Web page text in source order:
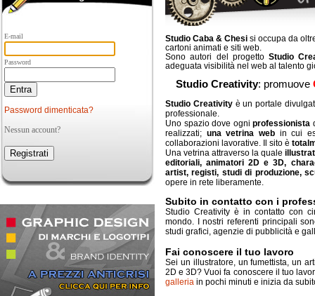
E-mail
Password
Password dimenticata?
Nessun account?
Studio Caba & Chesi si occupa da
cartoni animati e siti web.
Sono autori del progetto Studio
adeguata visibilità nel web al talento
Studio Creativity: promuove
Studio Creativity è un portale
professionale.
Uno spazio dove ogniprofessionista
realizzati; una vetrina web in cui
collaborazioni lavorative. Il sito è
Una vetrina attraverso la quale
editoriali, animatori 2D e 3D,
artist, registi, studi di produzione,
opere in rete liberamente.
Subito in contatto con i
Studio Creativity è in contatto con
mondo. I nostri referenti principali
studi grafici, agenzie di pubblicità e
Fai conoscere il tuo lavoro
Sei un illustratore, un fumettista, un
2D e 3D? Vuoi fa conoscere il tuo
galleria in pochi minuti e inizia da